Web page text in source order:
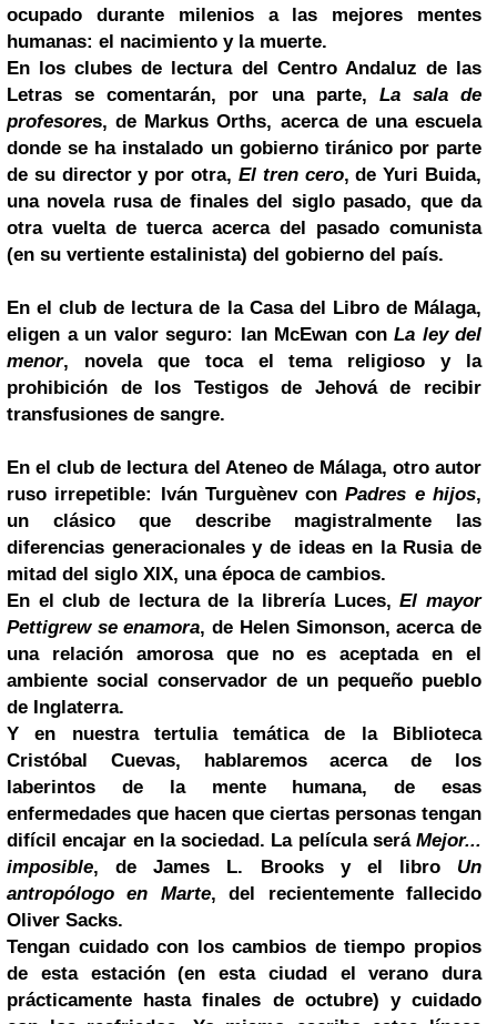
ocupado durante milenios a las mejores mentes
humanas: el nacimiento y la muerte.
En los clubes de lectura del Centro Andaluz de las
Letras se comentarán, por una parte, La sala de
profesores, de Markus Orths, acerca de una escuela
donde se ha instalado un gobierno tiránico por parte
de su director y por otra, El tren cero, de Yuri Buida,
una novela rusa de finales del siglo pasado, que da
otra vuelta de tuerca acerca del pasado comunista
(en su vertiente estalinista) del gobierno del país.
En el club de lectura de la Casa del Libro de Málaga,
eligen a un valor seguro: Ian McEwan con La ley del
menor, novela que toca el tema religioso y la
prohibición de los Testigos de Jehová de recibir
transfusiones de sangre.
En el club de lectura del Ateneo de Málaga, otro autor
ruso irrepetible: Iván Turguènev conPadres e hijos,
un clásico que describe magistralmente las
diferencias generacionales y de ideas en la Rusia de
mitad del siglo XIX, una época de cambios.
En el club de lectura de la librería Luces,El mayor
Pettigrew se enamora, de Helen Simonson, acerca de
una relación amorosa que no es aceptada en el
ambiente social conservador de un pequeño pueblo
de Inglaterra.
Y en nuestra tertulia temática de la Biblioteca
Cristóbal Cuevas, hablaremos acerca de los
laberintos de la mente humana, de esas
enfermedades que hacen que ciertas personas tengan
difícil encajar en la sociedad. La película será Mejor...
imposible, de James L. Brooks y el libro Un
antropólogo en Marte, del recientemente fallecido
Oliver Sacks.
Tengan cuidado con los cambios de tiempo propios
de esta estación (en esta ciudad el verano dura
prácticamente hasta finales de octubre) y cuidado